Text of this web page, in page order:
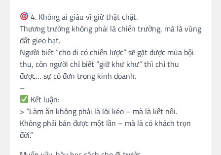
4. Không ai giàu vì giữ thật chặt.
Thương trường không phải là chiến trường, mà là vùng
đất gieo hạt.
Người biết “cho đi có chiến lược” sẽ gặt được mùa bội
thu, còn người chỉ biết “giữ khư khư” thì chỉ thu
được… sự cô đơn trong kinh doanh.
–
Kết luận:
> “Làm ăn không phải là lôi kéo – mà là kết nối.
Không phải bán được một lần – mà là có khách trọn
đời.”